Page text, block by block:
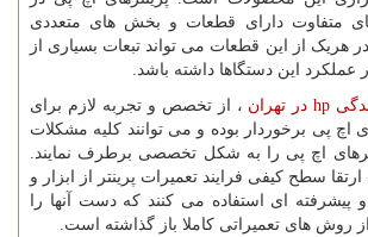
متفاوت دارای قطعات و بخش های متعددی
هریک از این قطعات می تواند تبعات بسیاری از
عملکرد این دستگاها داشته باشد.
hpدر تهران ، از تخصص و تجربه لازم برای
اچ پی برخوردار بوده و می توانند کلیه مشکلات
اچ پی را به شکل تخصصی برطرف نمایند.
سطح کیفی فرایند تعمیرات پرینتر از ابزار و
پیشرفته ای استفاده می کنند که دست آنها را
روش های تعمیراتی کاملا باز گذاشته است.